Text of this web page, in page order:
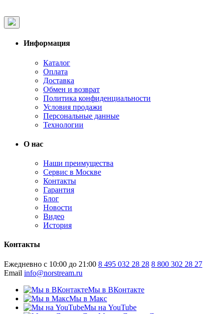
Информация
Каталог
Оплата
Доставка
Обмен и возврат
Политика конфиденциальности
Условия продажи
Персональные данные
Технологии
О нас
Наши преимущества
Сервис в Москве
Контакты
Гарантия
Блог
Новости
Видео
История
Контакты
Ежедневно с 10:00 до 21:00 8 495 032 28 28 8 800 302 28 27
Email info@norstream.ru
Мы в ВКонтакте
Мы в Макс
Мы на YouTube